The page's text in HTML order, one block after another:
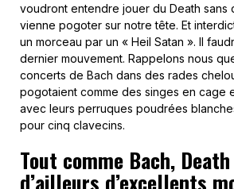
voudront entendre jouer du Death sans
vienne pogoter sur notre tête. Et
un morceau par un « Heil Satan ». Il
dernier mouvement. Rappelons nous
concerts de Bach dans des rades
pogotaient comme des singes en cage
avec leurs perruques poudrées
pour cinq clavecins.
Tout comme Bach,
d’ailleurs d’excellents